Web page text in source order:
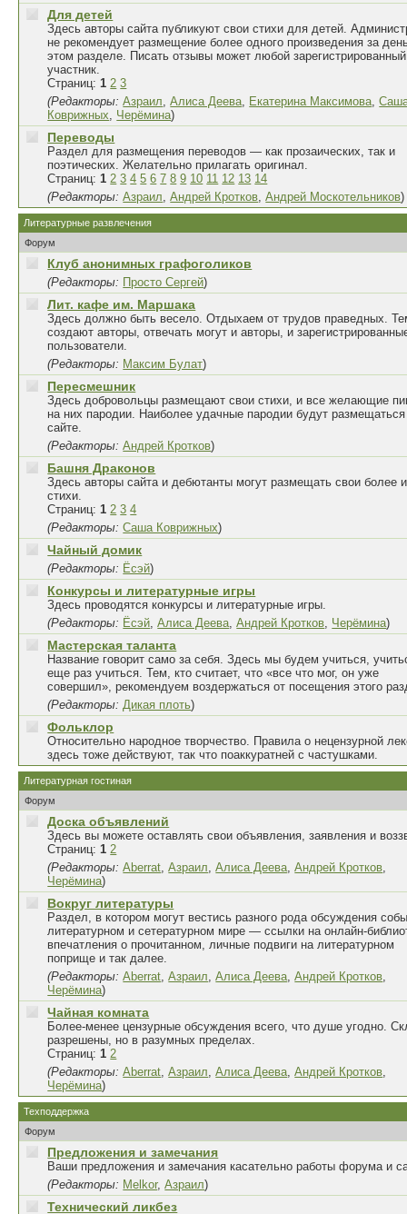
Для детей
Здесь авторы сайта публикуют свои стихи для детей.
не рекомендует размещение более одного произведения за
этом разделе. Писать отзывы может любой зарегистрированный
участник.
Страниц:1 2 3
(Редакторы: Азраил,Алиса Деева, Екатерина Максимова,
Коврижных, Черёмина)
Переводы
Раздел для размещения переводов — как прозаических, так и
поэтических. Желательно прилагать оригинал.
Страниц:1 2 3 4 5 6 7 8 9 10 11 12 13 14
(Редакторы: Азраил,Андрей Кротков,Андрей Москотельников)
Литературные развлечения
Форум
Клуб анонимных графоголиков
(Редакторы: Просто Сергей)
Лит. кафе им. Маршака
Здесь должно быть весело. Отдыхаем от трудов праведных.
создают авторы, отвечать могут и авторы, и
пользователи.
(Редакторы: Максим Булат)
Пересмешник
Здесь добровольцы размещают свои стихи, и все желающие
на них пародии. Наиболее удачные пародии будут
сайте.
(Редакторы: Андрей Кротков)
Башня Драконов
Здесь авторы сайта и дебютанты могут размещать свои более
стихи.
Страниц:1 2 3 4
(Редакторы: Саша Коврижных)
Чайный домик
(Редакторы: Ёсэй)
Конкурсы и литературные игры
Здесь проводятся конкурсы и литературные игры.
(Редакторы: Ёсэй,Алиса Деева,Андрей Кротков, Черёмина)
Мастерская таланта
Название говорит само за себя. Здесь мы будем учиться,
еще раз учиться. Тем, кто считает, что «все что мог, он уже
совершил», рекомендуем воздержаться от посещения этого
(Редакторы: Дикая плоть)
Фольклор
Относительно народное творчество. Правила о нецензурной
здесь тоже действуют, так что поаккуратней с частушками.
Литературная гостиная
Форум
Доска объявлений
Здесь вы можете оставлять свои объявления, заявления и
Страниц:1 2
(Редакторы: Aberrat,Азраил,Алиса Деева,Андрей Кротков,
Черёмина)
Вокруг литературы
Раздел, в котором могут вестись разного рода обсуждения
литературном и сетературном мире — ссылки на онлайн-
впечатления о прочитанном, личные подвиги на литературном
поприще и так далее.
(Редакторы: Aberrat,Азраил,Алиса Деева,Андрей Кротков,
Черёмина)
Чайная комната
Более-менее цензурные обсуждения всего, что душе угодно.
разрешены, но в разумных пределах.
Страниц:1 2
(Редакторы: Aberrat,Азраил,Алиса Деева,Андрей Кротков,
Черёмина)
Техподдержка
Форум
Предложения и замечания
Ваши предложения и замечания касательно работы форума и
(Редакторы: Melkor,Азраил)
Технический ликбез